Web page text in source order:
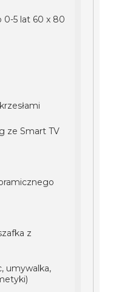
0-5 lat 60 x 80
ze Smart TV
z
umywalka,